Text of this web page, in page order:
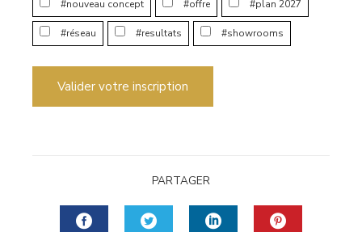
#nouveau concept #offre #plan 2027
#réseau #resultats #showrooms
Valider votre inscription
PARTAGER